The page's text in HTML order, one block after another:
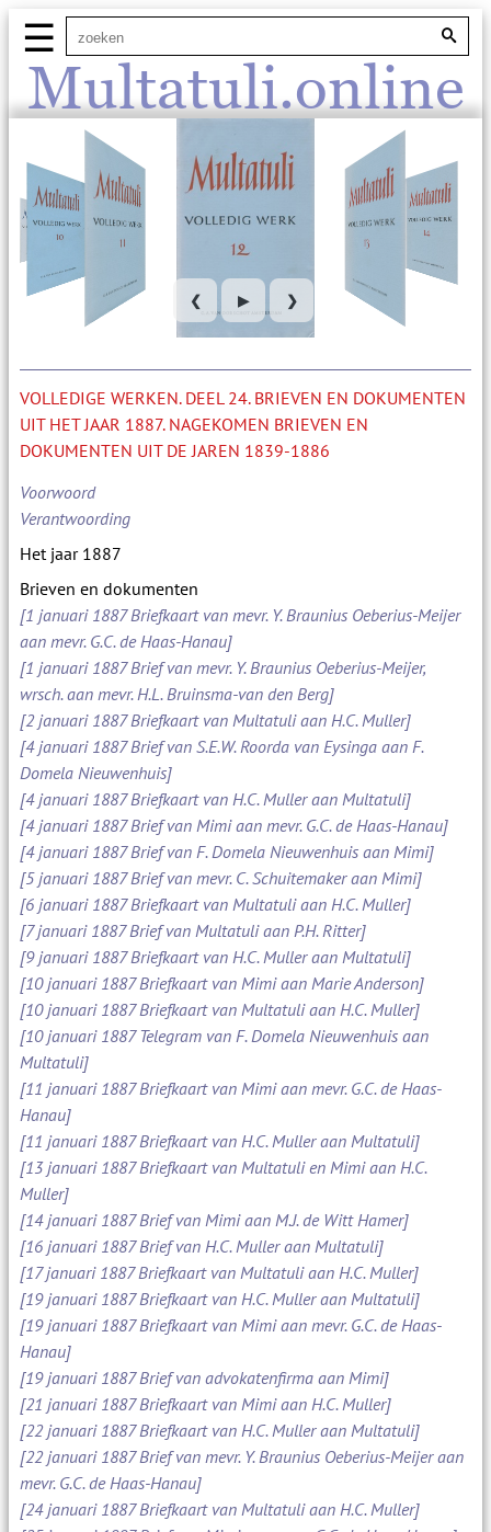
Multatuli.online
☰
❮ ▶ ❯
VOLLEDIGE WERKEN. DEEL 24. BRIEVEN EN DOKUMENTEN
UIT HET JAAR 1887. NAGEKOMEN BRIEVEN EN
DOKUMENTEN UIT DE JAREN 1839-1886
Voorwoord
Verantwoording
Het jaar 1887
Brieven en dokumenten
[1 januari 1887 Briefkaart van mevr. Y. Braunius Oeberius-Meijer
aan mevr. G.C. de Haas-Hanau]
[1 januari 1887 Brief van mevr. Y. Braunius Oeberius-Meijer,
wrsch. aan mevr. H.L. Bruinsma-van den Berg]
[2 januari 1887 Briefkaart van Multatuli aan H.C. Muller]
[4 januari 1887 Brief van S.E.W. Roorda van Eysinga aan F.
Domela Nieuwenhuis]
[4 januari 1887 Briefkaart van H.C. Muller aan Multatuli]
[4 januari 1887 Brief van Mimi aan mevr. G.C. de Haas-Hanau]
[4 januari 1887 Brief van F. Domela Nieuwenhuis aan Mimi]
[5 januari 1887 Brief van mevr. C. Schuitemaker aan Mimi]
[6 januari 1887 Briefkaart van Multatuli aan H.C. Muller]
[7 januari 1887 Brief van Multatuli aan P.H. Ritter]
[9 januari 1887 Briefkaart van H.C. Muller aan Multatuli]
[10 januari 1887 Briefkaart van Mimi aan Marie Anderson]
[10 januari 1887 Briefkaart van Multatuli aan H.C. Muller]
[10 januari 1887 Telegram van F. Domela Nieuwenhuis aan
Multatuli]
[11 januari 1887 Briefkaart van Mimi aan mevr. G.C. de Haas-
Hanau]
[11 januari 1887 Briefkaart van H.C. Muller aan Multatuli]
[13 januari 1887 Briefkaart van Multatuli en Mimi aan H.C.
Muller]
[14 januari 1887 Brief van Mimi aan M.J. de Witt Hamer]
[16 januari 1887 Brief van H.C. Muller aan Multatuli]
[17 januari 1887 Briefkaart van Multatuli aan H.C. Muller]
[19 januari 1887 Briefkaart van H.C. Muller aan Multatuli]
[19 januari 1887 Briefkaart van Mimi aan mevr. G.C. de Haas-
Hanau]
[19 januari 1887 Brief van advokatenfirma aan Mimi]
[21 januari 1887 Briefkaart van Mimi aan H.C. Muller]
[22 januari 1887 Briefkaart van H.C. Muller aan Multatuli]
[22 januari 1887 Brief van mevr. Y. Braunius Oeberius-Meijer aan
mevr. G.C. de Haas-Hanau]
[24 januari 1887 Briefkaart van Multatuli aan H.C. Muller]